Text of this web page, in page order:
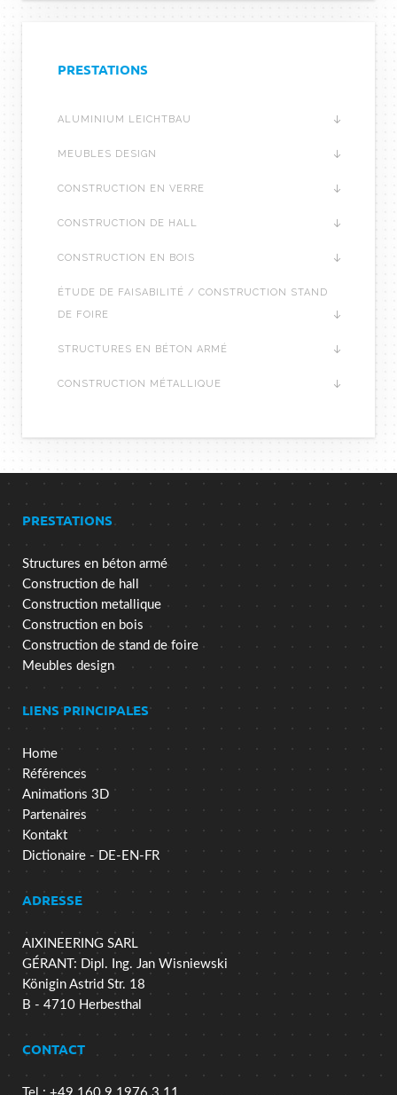
PRESTATIONS
ALUMINIUM LEICHTBAU
MEUBLES DESIGN
CONSTRUCTION EN VERRE
CONSTRUCTION DE HALL
CONSTRUCTION EN BOIS
ÉTUDE DE FAISABILITÉ / CONSTRUCTION STAND
DE FOIRE
STRUCTURES EN BÉTON ARMÉ
CONSTRUCTION MÉTALLIQUE
PRESTATIONS
Structures en béton armé
Construction de hall
Construction metallique
Construction en bois
Construction de stand de foire
Meubles design
LIENS PRINCIPALES
Home
Références
Animations 3D
Partenaires
Kontakt
Dictionaire - DE-EN-FR
ADRESSE
AIXINEERING SARL
GÉRANT: Dipl. Ing. Jan Wisniewski
Königin Astrid Str. 18
B - 4710 Herbesthal
CONTACT